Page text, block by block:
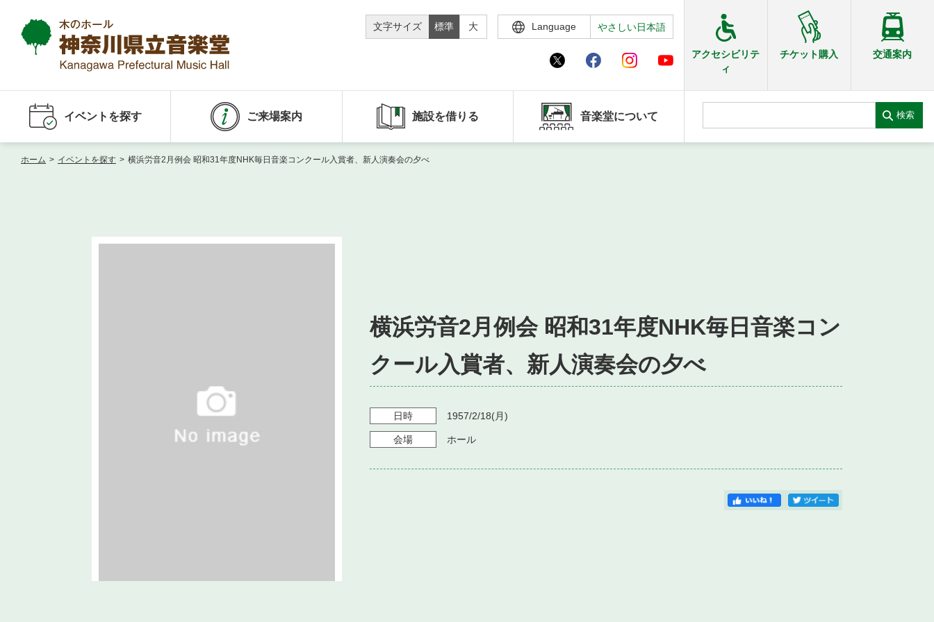
文字サイズ 標準 大 Language やさしい日本語
アクセシビリテ
ィ
チケット購入 交通案内
イベントを探す ご来場案内 施設を借りる 音楽堂について 検索
ホーム > イベントを探す > 横浜労音2月例会 昭和31年度NHK毎日音楽コンクール入賞者、新人演奏会の夕べ
横浜労音2月例会 昭和31年度NHK毎日音楽コン
クール入賞者、新人演奏会の夕べ
日時 1957/2/18(月)
会場 ホール